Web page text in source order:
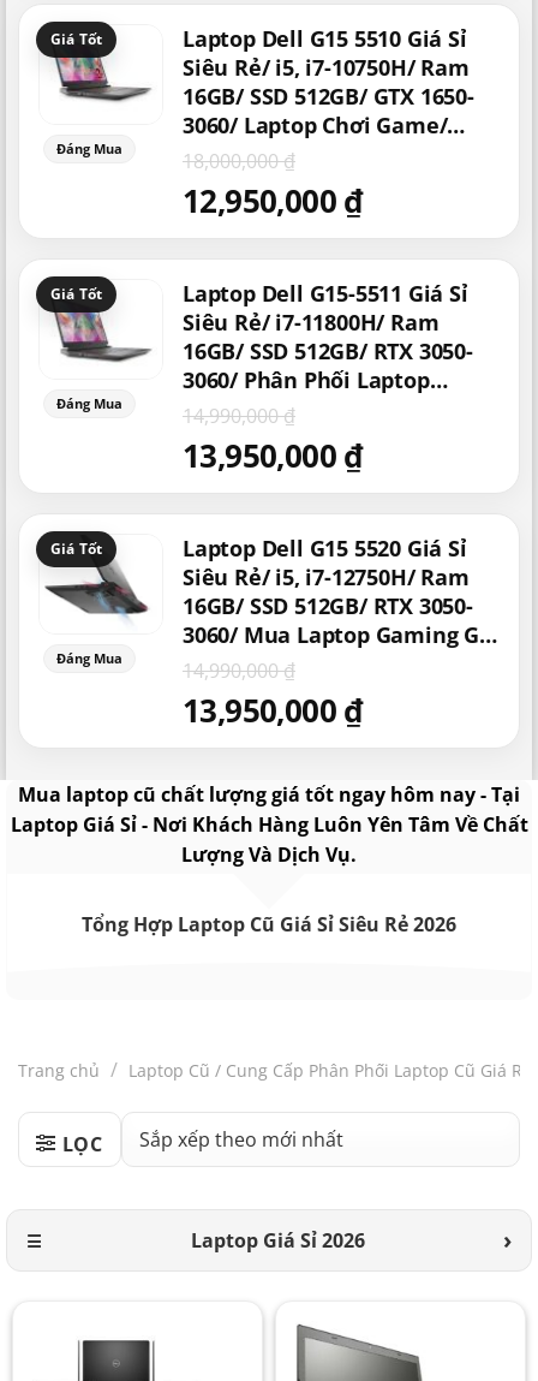
Laptop Dell G15 5510 Giá Sỉ
Siêu Rẻ/ i5, i7-10750H/ Ram
16GB/ SSD 512GB/ GTX 1650-
3060/ Laptop Chơi Game/
Laptop Cực Mạnh Giá Rẻ
18,000,000₫
Giá
gốc
18,000,000 ₫.
12,950,000₫
Giá
hiện
Laptop Dell G15-5511 Giá Sỉ
Siêu Rẻ/ i7-11800H/ Ram
16GB/ SSD 512GB/ RTX 3050-
3060/ Phân Phối Laptop
Gaming Giá Sỉ Rẻ/ Laptop
Chơi Game
14,990,000₫
Giá
gốc
14,990,000 ₫.
13,950,000₫
Giá
hiện
13,950,000 ₫.
Laptop Dell G15 5520 Giá Sỉ
Siêu Rẻ/ i5, i7-12750H/ Ram
16GB/ SSD 512GB/ RTX 3050-
3060/ Mua Laptop Gaming Giá
Rẻ
14,990,000₫
Giá
gốc
14,990,000 ₫.
13,950,000₫
Giá
hiện
13,950,000 ₫.
Mua laptop cũ chất lượng giá tốt ngay hôm nay - Tại
Laptop Giá Sỉ - Nơi Khách Hàng Luôn Yên Tâm Về Chất
Lượng Và Dịch Vụ.
Tổng Hợp Laptop Cũ Giá Sỉ Siêu Rẻ 2026
Trang chủ / Laptop Cũ / Cung Cấp Phân Phối Laptop Cũ Giá
LỌC
Laptop Giá Sỉ 2026